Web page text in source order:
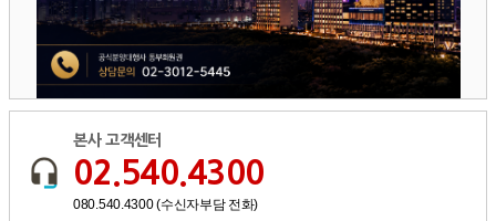
본사 고객센터
02.540.4300
080.540.4300 (수신자부담 전화)